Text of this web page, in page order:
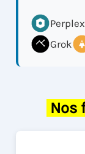
Grok
Nos